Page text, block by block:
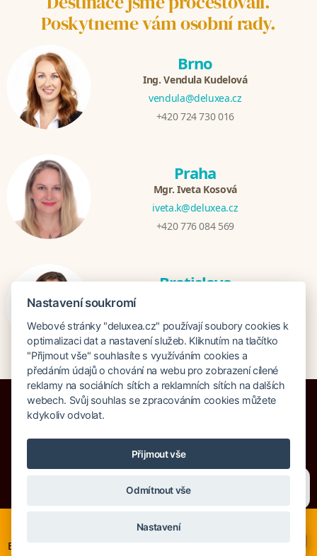
Poskytneme vám osobní rady.
Brno
Ing. Vendula Kudelová
vendula@deluxea.cz
+420 724 730 016
Praha
Mgr. Iveta Kosová
iveta.k@deluxea.cz
+420 776 084 569
Bratislava
+421 948 759 074
Pojištění proti úpadku 125 000 000 Kč
neřešíte na poslední chvíli. Smartwings i Austrian lety po
Evropě neruší. Mnohé hotely v Evropě stále nabízí akční ceny,
×
Nastavení soukromí
Webové stránky "deluxea.cz" používají soubory cookies k
optimalizaci dat a nastavení služeb. Kliknutím na tlačítko
"Přijmout vše" souhlasíte s využíváním cookies a
předáním údajů o chování na webu pro zobrazení cílené
reklamy na sociálních sítích a reklamních sítích na dalších
webech. Svůj souhlas se zpracováním cookies můžete
kdykoliv odvolat.
Přijmout vše
Odmítnout vše
Nastavení
Chettyho.